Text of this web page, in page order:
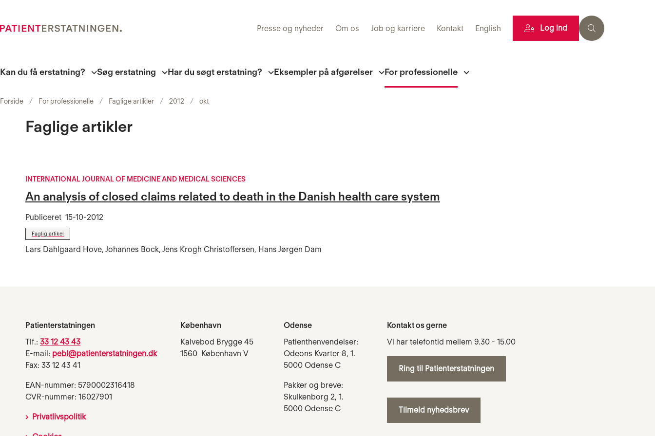
Presse og nyheder Om os Job og karriere Kontakt English Log ind
Kan du få erstatning? Søg erstatning Har du søgt erstatning? Eksempler på afgørelser For professionelle
Forside For professionelle Faglige artikler 2012 okt
Faglige artikler
INTERNATIONAL JOURNAL OF MEDICINE AND MEDICAL SCIENCES
An analysis of closed claims related to death in the Danish health care system
Publiceret 15-10-2012
Faglig artikel
Lars Dahlgaard Hove, Johannes Bock, Jens Krogh Christoffersen, Hans Jørgen Dam
Patienterstatningen
Tlf.: 33 12 43 43
E-mail: pebl@patienterstatningen.dk
Fax: 33 12 43 41
EAN-nummer: 5790002316418
CVR-nummer: 16027901
Privatlivspolitik
København
Kalvebod Brygge 45
1560 København V
Odense
Patienthenvendelser:
Odeons Kvarter 8, 1.
5000 Odense C
Pakker og breve:
Skulkenborg 2, 1.
5000 Odense C
Kontakt os gerne
Vi har telefontid mellem 9.30 - 15.00
Ring til Patienterstatningen
Tilmeld nyhedsbrev